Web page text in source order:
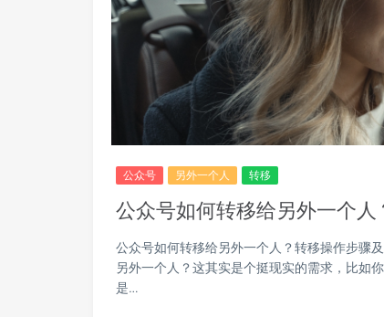
公众号 另外一个人 转移
公众号如何转移给另外一个
公众号如何转移给另外一个人？转移操作步骤
另外一个人？这其实是个挺现实的需求，比如
是…